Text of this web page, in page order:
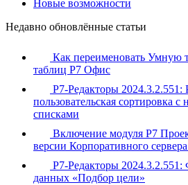
Новые возможности
Недавно обновлённые статьи
Как переименовать Умную
таблиц Р7 Офис
Р7-Редакторы 2024.3.2.551:
пользовательская сортировка
списками
Включение модуля Р7
версии Корпоративного
Р7-Редакторы 2024.3.2.551:
данных «Подбор цели»